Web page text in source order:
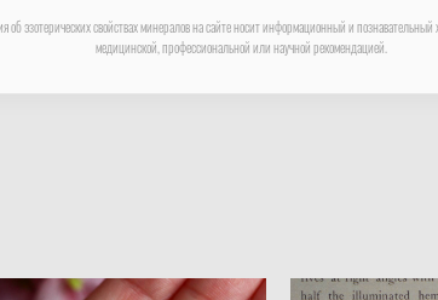
об эзотерических свойствах минералов на сайте носит информационный и познавательный
медицинской, профессиональной или научной рекомендацией.